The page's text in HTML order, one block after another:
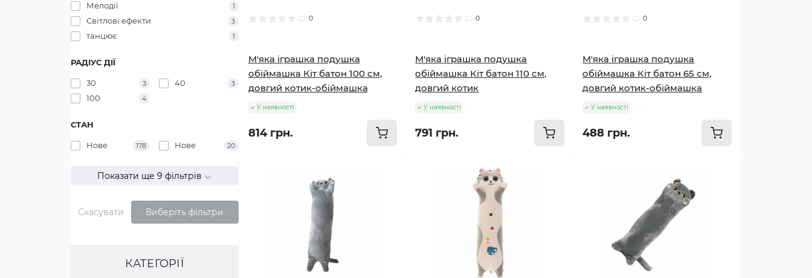
Мелодії 1
Світлові ефекти 3
танцює 1
РАДІУС ДІЇ
30 3 40 3
100 4
СТАН
Нове 178 Нове 20
Показати ще 9 фільтрів
Скасувати Виберіть фільтри
КАТЕГОРІЇ
0
М'яка іграшка подушка
обіймашка Кіт батон 100 см,
довгий котик-обіймашка
У наявності
814 грн.
0
М'яка іграшка подушка
обіймашка Кіт батон 110 см,
довгий котик
У наявності
791 грн.
0
М'яка іграшка подушка
обіймашка Кіт батон 65 см,
довгий котик-обіймашка
У наявності
488 грн.